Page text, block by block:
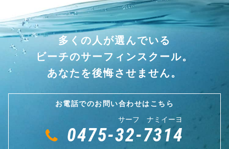
多くの人が選んでいる
ビーチのサーフィンスクール。
あなたを後悔させません。
お電話でのお問い合わせはこちら
サーフ ナミイーヨ
0475-32-7314